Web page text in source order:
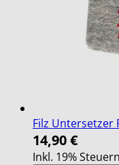
Filz Untersetzer
14,90 €
Inkl. 19% Steuern